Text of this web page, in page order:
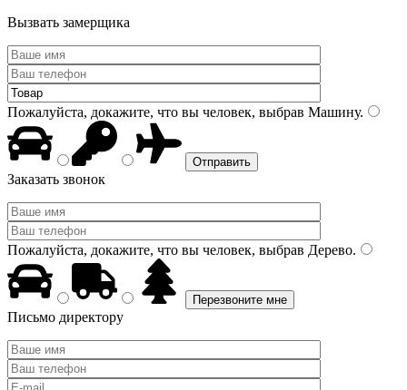
Вызвать замерщика
Пожалуйста, докажите, что вы человек, выбрав Машину.
Заказать звонок
Пожалуйста, докажите, что вы человек, выбрав Дерево.
Письмо директору